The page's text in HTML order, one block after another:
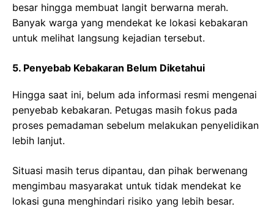
besar hingga membuat langit berwarna merah.
Banyak warga yang mendekat ke lokasi kebakaran
untuk melihat langsung kejadian tersebut.
5. Penyebab Kebakaran Belum Diketahui
Hingga saat ini, belum ada informasi resmi mengenai
penyebab kebakaran. Petugas masih fokus pada
proses pemadaman sebelum melakukan penyelidikan
lebih lanjut.
Situasi masih terus dipantau, dan pihak berwenang
mengimbau masyarakat untuk tidak mendekat ke
lokasi guna menghindari risiko yang lebih besar.